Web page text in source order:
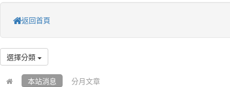
返回首頁
選擇分類
本站消息 分月文章